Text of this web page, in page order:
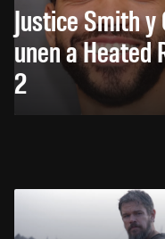
Justice Smith
unen a Heated
2